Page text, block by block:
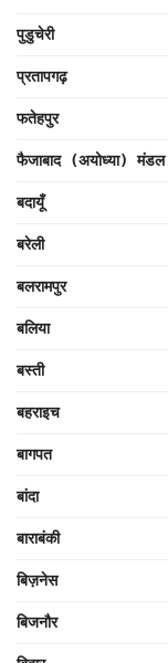
पुडुचेरी
प्रतापगढ़
फतेहपुर
फैजाबाद (अयोध्या) मंडल
बदायूँ
बरेली
बलरामपुर
बलिया
बस्ती
बहराइच
बागपत
बांदा
बाराबंकी
बिज़नेस
बिजनौर